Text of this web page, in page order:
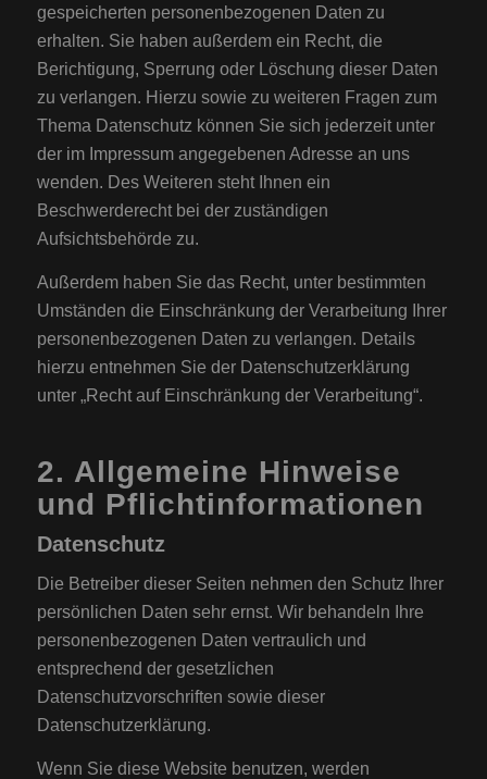
gespeicherten personenbezogenen Daten zu
erhalten. Sie haben außerdem ein Recht, die
Berichtigung, Sperrung oder Löschung dieser Daten
zu verlangen. Hierzu sowie zu weiteren Fragen zum
Thema Datenschutz können Sie sich jederzeit unter
der im Impressum angegebenen Adresse an uns
wenden. Des Weiteren steht Ihnen ein
Beschwerderecht bei der zuständigen
Aufsichtsbehörde zu.
Außerdem haben Sie das Recht, unter bestimmten
Umständen die Einschränkung der Verarbeitung Ihrer
personenbezogenen Daten zu verlangen. Details
hierzu entnehmen Sie der Datenschutzerklärung
unter „Recht auf Einschränkung der Verarbeitung“.
2. Allgemeine Hinweise
und Pflichtinformationen
Datenschutz
Die Betreiber dieser Seiten nehmen den Schutz Ihrer
persönlichen Daten sehr ernst. Wir behandeln Ihre
personenbezogenen Daten vertraulich und
entsprechend der gesetzlichen
Datenschutzvorschriften sowie dieser
Datenschutzerklärung.
Wenn Sie diese Website benutzen, werden